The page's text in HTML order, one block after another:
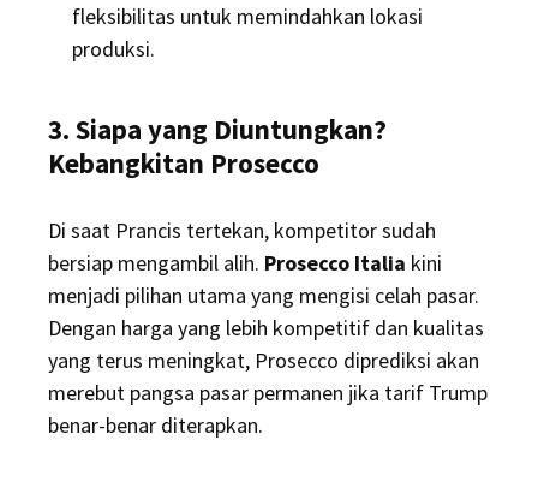
fleksibilitas untuk memindahkan lokasi
produksi.
3. Siapa yang Diuntungkan?
Kebangkitan Prosecco
Di saat Prancis tertekan, kompetitor sudah
bersiap mengambil alih. Prosecco Italia kini
menjadi pilihan utama yang mengisi celah pasar.
Dengan harga yang lebih kompetitif dan kualitas
yang terus meningkat, Prosecco diprediksi akan
merebut pangsa pasar permanen jika tarif Trump
benar-benar diterapkan.